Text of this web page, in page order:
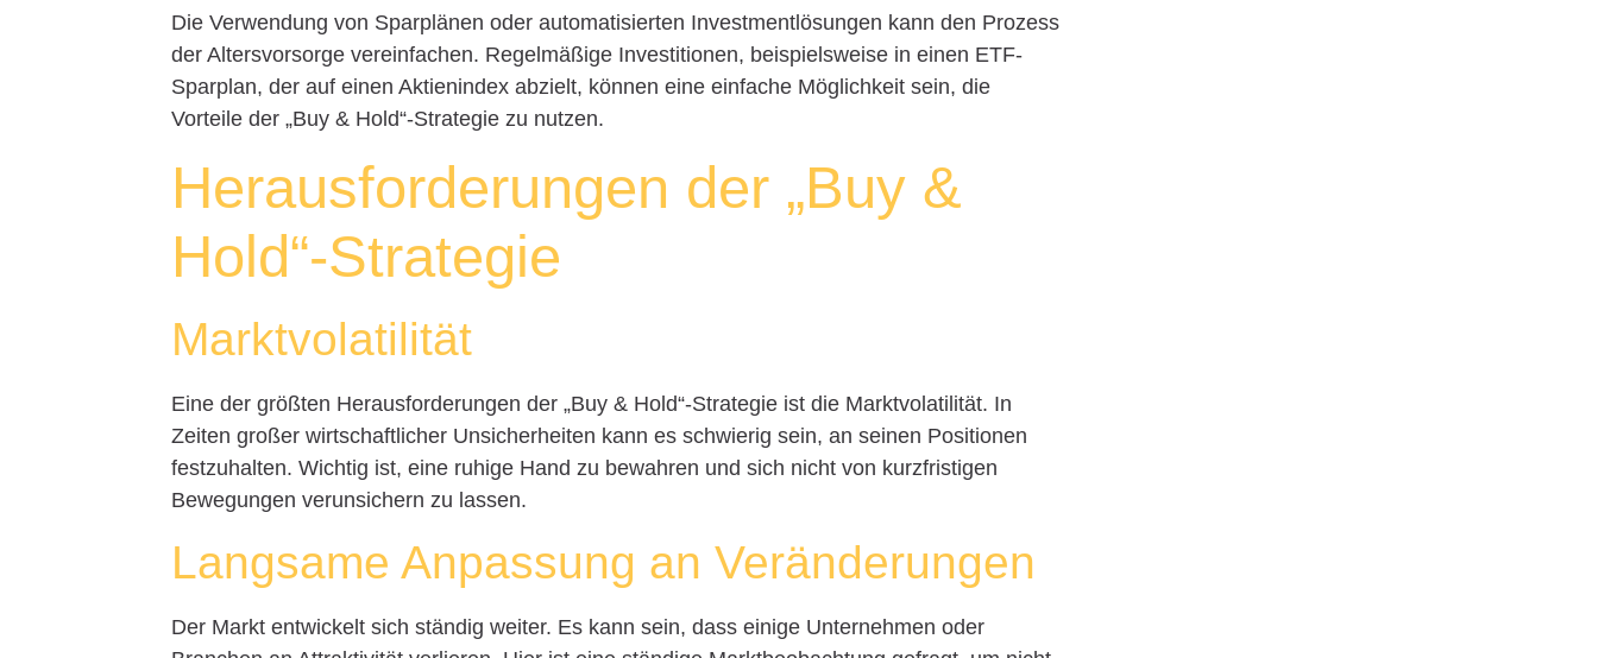
Die Verwendung von Sparplänen oder automatisierten Investmentlösungen kann den Prozess
der Altersvorsorge vereinfachen. Regelmäßige Investitionen, beispielsweise in einen ETF-
Sparplan, der auf einen Aktienindex abzielt, können eine einfache Möglichkeit sein, die
Vorteile der „Buy & Hold“-Strategie zu nutzen.
Herausforderungen der „Buy &
Hold“-Strategie
Marktvolatilität
Eine der größten Herausforderungen der „Buy & Hold“-Strategie ist die Marktvolatilität. In
Zeiten großer wirtschaftlicher Unsicherheiten kann es schwierig sein, an seinen Positionen
festzuhalten. Wichtig ist, eine ruhige Hand zu bewahren und sich nicht von kurzfristigen
Bewegungen verunsichern zu lassen.
Langsame Anpassung an Veränderungen
Der Markt entwickelt sich ständig weiter. Es kann sein, dass einige Unternehmen oder